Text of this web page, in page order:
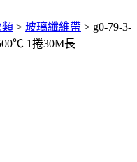
> 玻璃纖維帶 > g0-79-3-
1捲30M長